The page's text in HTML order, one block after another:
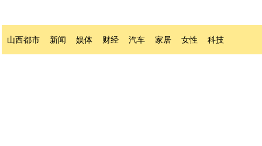
山西都市 新闻 娱体 财经 汽车 家居 女性 科技